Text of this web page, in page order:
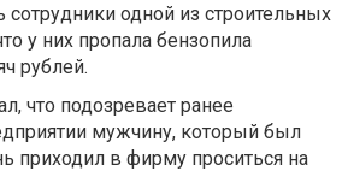
сотрудники одной из строительных
у них пропала бензопила
рублей.
что подозревает ранее
мужчину, который был
приходил в фирму проситься на